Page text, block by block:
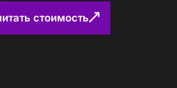
стоимость